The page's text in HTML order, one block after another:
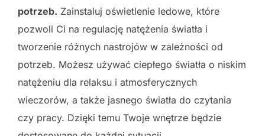
potrzeb. Zainstaluj oświetlenie ledowe, które
pozwoli Ci na regulację natężenia światła i
tworzenie różnych nastrojów w zależności od
potrzeb. Możesz używać ciepłego światła o niskim
natężeniu dla relaksu i atmosferycznych
wieczorów, a także jasnego światła do czytania
czy pracy. Dzięki temu Twoje wnętrze będzie